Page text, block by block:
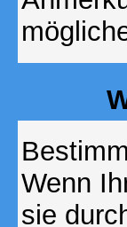
Wenn
sie